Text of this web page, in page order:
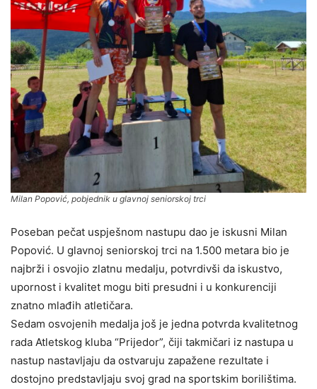
Milan Popović, pobjednik u glavnoj seniorskoj trci
Poseban pečat uspješnom nastupu dao je iskusni Milan
Popović. U glavnoj seniorskoj trci na 1.500 metara bio je
najbrži i osvojio zlatnu medalju, potvrdivši da iskustvo,
upornost i kvalitet mogu biti presudni i u konkurenciji
znatno mlađih atletičara.
Sedam osvojenih medalja još je jedna potvrda kvalitetnog
rada Atletskog kluba “Prijedor”, čiji takmičari iz nastupa u
nastup nastavljaju da ostvaruju zapažene rezultate i
dostojno predstavljaju svoj grad na sportskim borilištima.